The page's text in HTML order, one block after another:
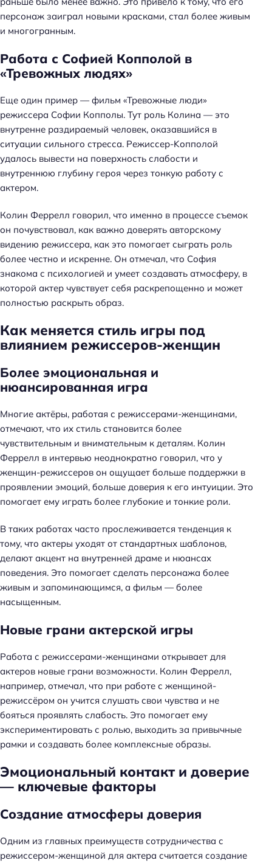
персонаж заиграл новыми красками, стал более живым
и многогранным.
Работа с Софией Копполой в
«Тревожных людях»
Еще один пример — фильм «Тревожные люди»
режиссера Софии Копполы. Тут роль Колина — это
внутренне раздираемый человек, оказавшийся в
ситуации сильного стресса. Режиссер-Kопполой
удалось вывести на поверхность слабости и
внутреннюю глубину героя через тонкую работу с
актером.
Колин Феррелл говорил, что именно в процессе съемок
он почувствовал, как важно доверять авторскому
видению режиссера, как это помогает сыграть роль
более честно и искренне. Он отмечал, что София
знакома с психологией и умеет создавать атмосферу, в
которой актер чувствует себя раскрепощенно и может
полностью раскрыть образ.
Как меняется стиль игры под
влиянием режиссеров-женщин
Более эмоциональная и
нюансированная игра
Многие актёры, работая с режиссерами-женщинами,
отмечают, что их стиль становится более
чувствительным и внимательным к деталям. Колин
Феррелл в интервью неоднократно говорил, что у
женщин-режиссеров он ощущает больше поддержки в
проявлении эмоций, больше доверия к его интуиции. Это
помогает ему играть более глубокие и тонкие роли.
В таких работах часто прослеживается тенденция к
тому, что актеры уходят от стандартных шаблонов,
делают акцент на внутренней драме и нюансах
поведения. Это помогает сделать персонажа более
живым и запоминающимся, а фильм — более
насыщенным.
Новые грани актерской игры
Работа с режиссерами-женщинами открывает для
актеров новые грани возможности. Колин Феррелл,
например, отмечал, что при работе с женщиной-
режиссёром он учится слушать свои чувства и не
бояться проявлять слабость. Это помогает ему
экспериментировать с ролью, выходить за привычные
рамки и создавать более комплексные образы.
Эмоциональный контакт и доверие
— ключевые факторы
Создание атмосферы доверия
Одним из главных преимуществ сотрудничества с
режиссером-женщиной для актера считается создание